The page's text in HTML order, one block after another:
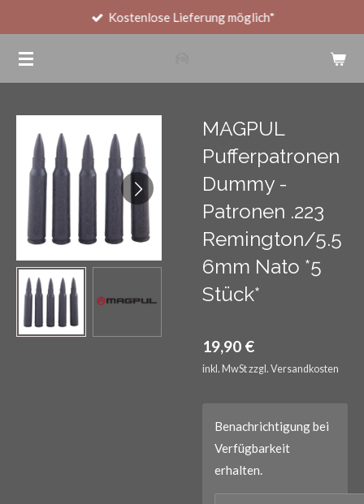
springen
Kostenlose Lieferung möglich*
MAGPUL
Pufferpatronen
Dummy -
Patronen .223
Remington/5.5
6mm Nato *5
Stück*
19,90 €
inkl. MwSt zzgl. Versandkosten
Benachrichtigung bei
Verfügbarkeit
erhalten.